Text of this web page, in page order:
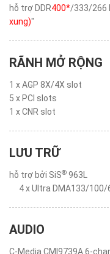
hỗ trợ DDR400*/333/266
xung)"
RÃNH MỞ RỘNG
1 x AGP 8X/4X slot
5 x PCI slots
1 x CNR slot
LƯU TRỮ
hỗ trợ bởi SiS® 963L
4 x Ultra DMA133/100/
AUDIO
C-Media CMI9739A 6-